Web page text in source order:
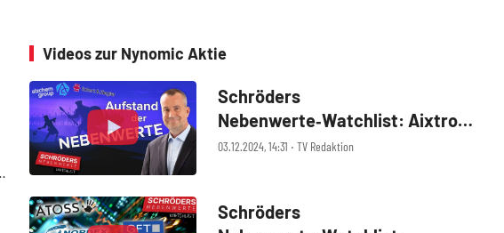
Videos zur Nynomic Aktie
03.12.2024, 14:31 ‧ TV Redaktion
Schröders
Nebenwerte‑Watchlist: Aixtron,
Nynomic, IBU‑tec, Technotrans,
Schröders